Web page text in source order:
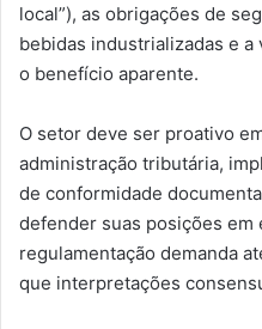
local”), as obrigações de
bebidas industrializadas e
o benefício aparente.
O setor deve ser proativo
administração tributária,
de conformidade
defender suas posições em
regulamentação demanda
que interpretações